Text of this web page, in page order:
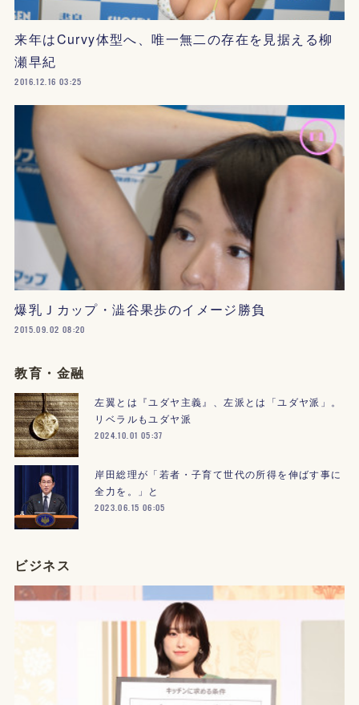
来年はCurvy体型へ、唯一無二の存在を見据える柳
瀬早紀
2016.12.16 03:25
爆乳Ｊカップ・澁谷果歩のイメージ勝負
2015.09.02 08:20
教育・金融
左翼とは『ユダヤ主義』、左派とは「ユダヤ派」。
リベラルもユダヤ派
2024.10.01 05:37
岸田総理が「若者・子育て世代の所得を伸ばす事に
全力を。」と
2023.06.15 06:05
ビジネス